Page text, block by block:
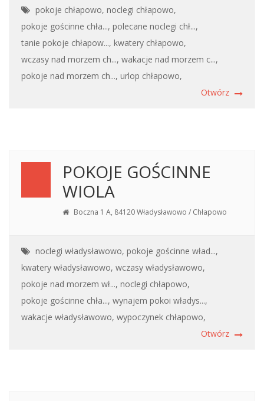
pokoje chłapowo, noclegi chłapowo,
pokoje gościnne chła..., polecane noclegi chł...,
tanie pokoje chłapow..., kwatery chłapowo,
wczasy nad morzem ch..., wakacje nad morzem c...,
pokoje nad morzem ch..., urlop chłapowo,
Otwórz
POKOJE GOŚCINNE
WIOLA
Boczna 1 A, 84120 Władysławowo / Chłapowo
noclegi władysławowo, pokoje gościnne wład...,
kwatery władysławowo, wczasy władysławowo,
pokoje nad morzem wł..., noclegi chłapowo,
pokoje gościnne chła..., wynajem pokoi władys...,
wakacje władysławowo, wypoczynek chłapowo,
Otwórz